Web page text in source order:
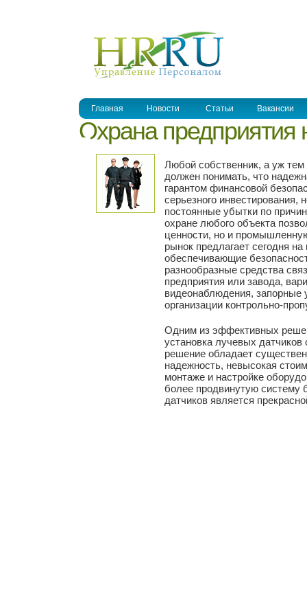
Главная Новости Статьи Вакансии
Охрана предприятия
Любой собственник, а уж тем
должен понимать, что
гарантом финансовой
серьезного инвестирования,
постоянные убытки по
охране любого объекта
ценности, но и
рынок предлагает сегодня
обеспечивающие
разнообразные средства
предприятия или завода,
видеонаблюдения, запорные
организации контрольно-
Одним из эффективных
установка лучевых
решение обладает
надежность, невысокая
монтаже и настройке
более продвинутую систему
датчиков является